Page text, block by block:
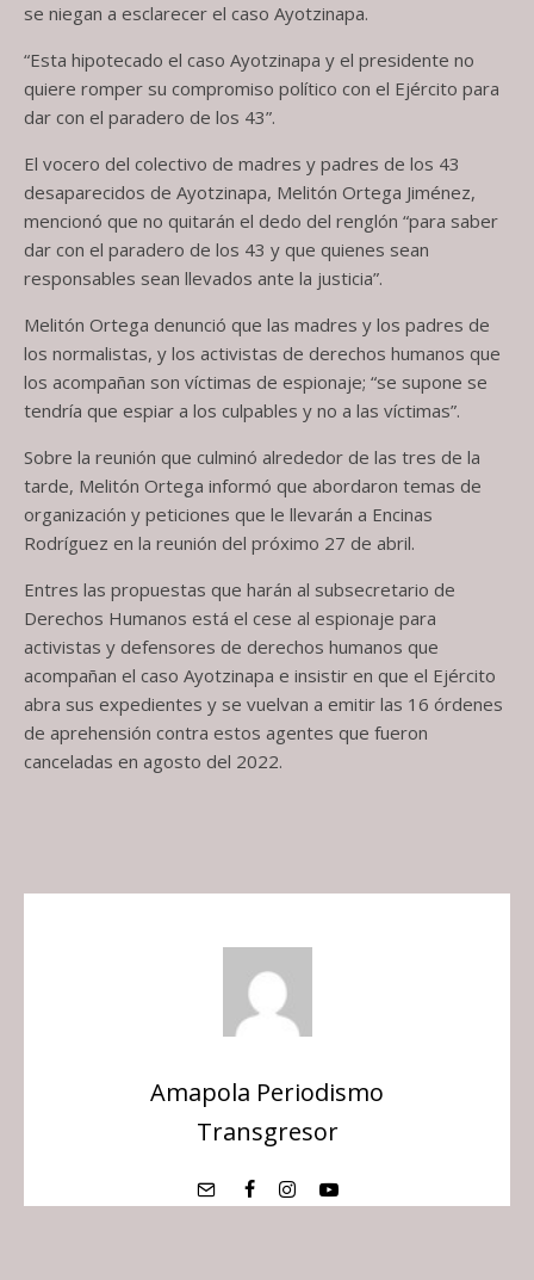
se niegan a esclarecer el caso Ayotzinapa.
“Esta hipotecado el caso Ayotzinapa y el presidente no
quiere romper su compromiso político con el Ejército para
dar con el paradero de los 43”.
El vocero del colectivo de madres y padres de los 43
desaparecidos de Ayotzinapa, Melitón Ortega Jiménez,
mencionó que no quitarán el dedo del renglón “para saber
dar con el paradero de los 43 y que quienes sean
responsables sean llevados ante la justicia”.
Melitón Ortega denunció que las madres y los padres de
los normalistas, y los activistas de derechos humanos que
los acompañan son víctimas de espionaje; “se supone se
tendría que espiar a los culpables y no a las víctimas”.
Sobre la reunión que culminó alrededor de las tres de la
tarde, Melitón Ortega informó que abordaron temas de
organización y peticiones que le llevarán a Encinas
Rodríguez en la reunión del próximo 27 de abril.
Entres las propuestas que harán al subsecretario de
Derechos Humanos está el cese al espionaje para
activistas y defensores de derechos humanos que
acompañan el caso Ayotzinapa e insistir en que el Ejército
abra sus expedientes y se vuelvan a emitir las 16 órdenes
de aprehensión contra estos agentes que fueron
canceladas en agosto del 2022.
Amapola Periodismo
Transgresor